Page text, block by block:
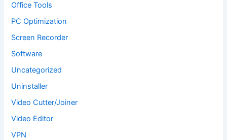
Office Tools
PC Optimization
Screen Recorder
Software
Uncategorized
Uninstaller
Video Cutter/Joiner
Video Editor
VPN